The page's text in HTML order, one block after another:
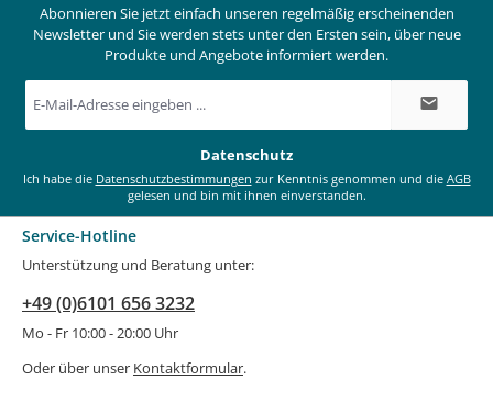
Abonnieren Sie jetzt einfach unseren regelmäßig erscheinenden
Newsletter und Sie werden stets unter den Ersten sein, über neue
Produkte und Angebote informiert werden.
Mail-
Datenschutz
Ich habe die Datenschutzbestimmungen zur Kenntnis genommen und die AGB
gelesen und bin mit ihnen einverstanden.
Service-Hotline
Unterstützung und Beratung unter:
+49 (0)6101 656 3232
Mo - Fr 10:00 - 20:00 Uhr
Oder über unser Kontaktformular.